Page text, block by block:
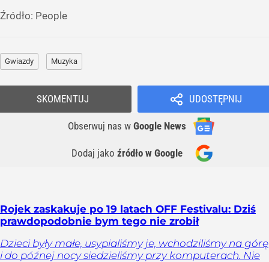
Źródło: People
Gwiazdy Muzyka
UDOSTĘPNIJ
Obserwuj nas w Google News
Dodaj jako źródło w Google
SKOMENTUJ
Rojek zaskakuje po 19 latach OFF Festivalu: Dziś
prawdopodobnie bym tego nie zrobił
Dzieci były małe, usypialiśmy je, wchodziliśmy na górę
i do późnej nocy siedzieliśmy przy komputerach. Nie